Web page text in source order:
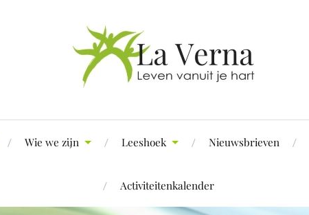
Wie we zijn Leeshoek Nieuwsbrieven
Activiteitenkalender